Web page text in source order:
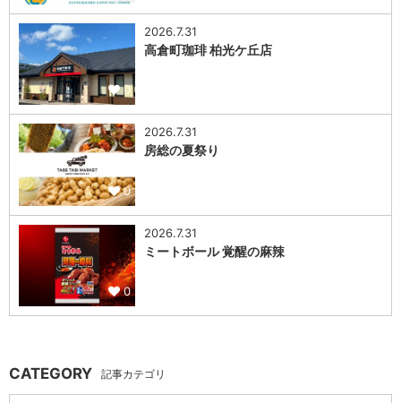
0
2026.7.31
高倉町珈琲 柏光ケ丘店
0
2026.7.31
房総の夏祭り
0
2026.7.31
ミートボール 覚醒の麻辣
CATEGORY 記事カテゴリ